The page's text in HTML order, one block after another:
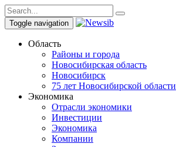
Toggle navigation
Область
Районы и города
Новосибирская область
Новосибирск
75 лет Новосибирской области
Экономика
Отрасли экономики
Инвестиции
Экономика
Компании